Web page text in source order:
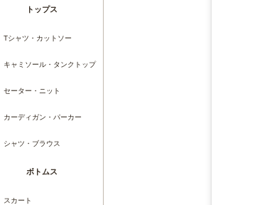
トップス
Tシャツ・カットソー
キャミソール・タンクトップ
セーター・ニット
カーディガン・パーカー
シャツ・ブラウス
ボトムス
スカート